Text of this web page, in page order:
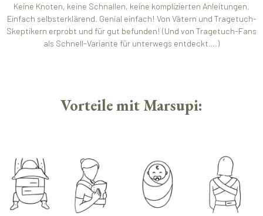
Keine Knoten, keine Schnallen, keine komplizierten Anleitungen.
Einfach selbsterklärend. Genial einfach! Von Vätern und Tragetuch-
Skeptikern erprobt und für gut befunden! (Und von Tragetuch-Fans
als Schnell-Variante für unterwegs entdeckt….)
Vorteile mit Marsupi: